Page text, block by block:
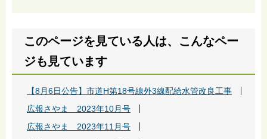
このページを見ている人は、こんなペー
ジも見ています
【8月6日公告】市道H第18号線外3線配給水管改良工事
広報さやま 2023年10月号
広報さやま 2023年11月号